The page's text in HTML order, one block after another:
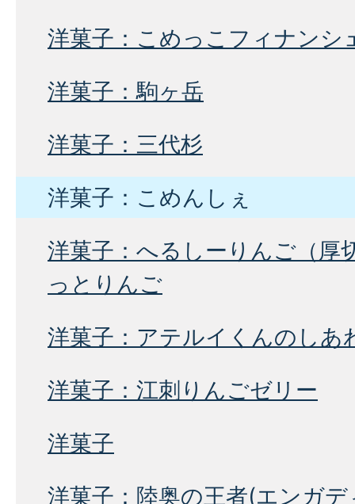
洋菓子：こめっこフィナンシ
洋菓子：駒ヶ岳
洋菓子：三代杉
洋菓子：こめんしぇ
洋菓子：へるしーりんご（厚
っとりんご
洋菓子：アテルイくんのしあ
洋菓子：江刺りんごゼリー
洋菓子
洋菓子：陸奥の王者(エンガ